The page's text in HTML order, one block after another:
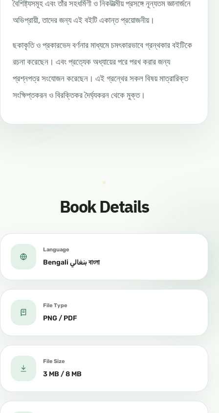
বৈশিষ্ট্যসমূহ এবং তাঁর সহধর্মিণী ও নিকটাত্মীয় প্রসঙ্গে নূন্যতম জ্ঞানার্জনে
অভিপ্রায়ী, তাদের জন্য এই বইটি একান্ত প্রয়োজনীয়।
ছকাকৃতি ও প্রকারভেদ বর্ণনার মাধ্যমে চমৎকারভাবে গ্রন্থকার বইটিকে
রচনা করেছেন। এবং প্রত্যেক অধ্যায়ের পরে পরখ করার জন্য
প্রশ্নপত্র সংযোজন করেছেন। এই গ্রন্থের সকল বিষয় মাত্রারিক্ত
সংক্ষিপ্তকরন ও বিরক্তিকর দৈর্ঘ্যকরন থেকে মুক্ত।
Book Details
Language
Bengali بنغالي বাংলা
File Type
PNG / PDF
File Size
3 MB / 8 MB